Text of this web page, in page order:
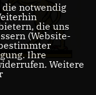
die notwendig
die uns
(Website-
Ihre
Weitere